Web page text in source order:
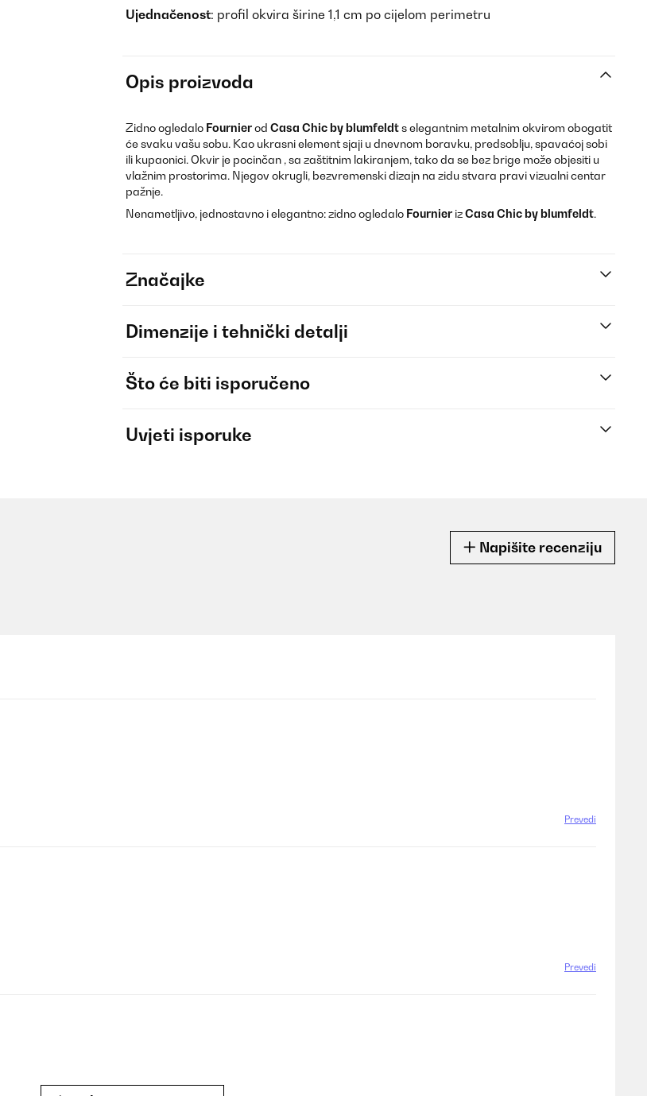
Ujednačenost: profil okvira širine 1,1 cm po cijelom perimetru
Opis proizvoda
Zidno ogledalo Fournierod Casa Chic by blumfeldts elegantnim metalnim okvirom obogatit
će svaku vašu sobu. Kao ukrasni element sjaji u dnevnom boravku, predsoblju, spavaćoj sobi
ili kupaonici. Okvir je pocinčan , sa zaštitnim lakiranjem, tako da se bez brige može objesiti u
vlažnim prostorima. Njegov okrugli, bezvremenski dizajn na zidu stvara pravi vizualni centar
pažnje.
Nenametljivo, jednostavno i elegantno: zidno ogledalo Fournier izCasa Chic by blumfeldt.
Značajke
Dimenzije i tehnički detalji
Što će biti isporučeno
Uvjeti isporuke
Napišite recenziju
Prevedi
Prevedi